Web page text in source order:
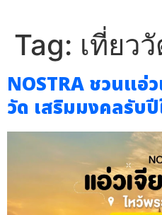
Tag: เที่ยว
NOSTRA ชวนแอ่
วัด เสริมมงคลรับ